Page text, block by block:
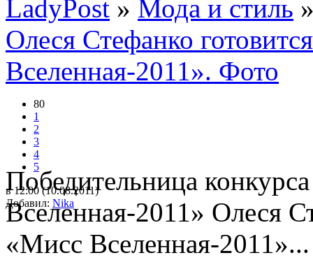
LadyPost » Мода и стиль
Олеся Стефанко
Вселенная-2011». Фото
80
1
2
3
4
5
в 12:00 (10.08.2011)
Добавил: Nika
Победительница
Вселенная-2011» Олеся
«Мисс Вселенная-2011»...